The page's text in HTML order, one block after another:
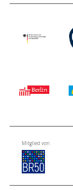
Mitglied von